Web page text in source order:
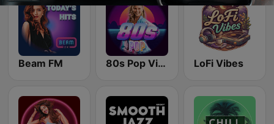
Beam FM 80s Pop Vibes LoFi Vibes